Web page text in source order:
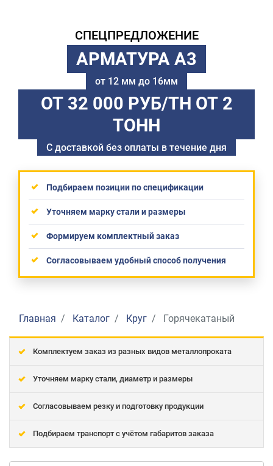
СПЕЦПРЕДЛОЖЕНИЕ
АРМАТУРА А3
от 12 мм до 16мм
ОТ 32 000 РУБ/ТН ОТ 2
ТОНН
С доставкой без оплаты в течение дня
Подбираем позиции по спецификации
Уточняем марку стали и размеры
Формируем комплектный заказ
Согласовываем удобный способ получения
Главная Каталог Круг Горячекатаный
Комплектуем заказ из разных видов металлопроката
Уточняем марку стали, диаметр и размеры
Согласовываем резку и подготовку продукции
Подбираем транспорт с учётом габаритов заказа